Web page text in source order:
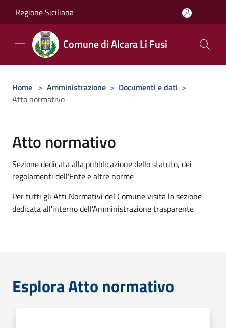
Regione Siciliana
Comune di Alcara Li Fusi
Home > Amministrazione > Documenti e dati >
Atto normativo
Atto normativo
Sezione dedicata alla pubblicazione dello statuto, dei
regolamenti dell'Ente e altre norme
Per tutti gli Atti Normativi del Comune visita la sezione
dedicata all'interno dell'Amministrazione trasparente
Esplora Atto normativo